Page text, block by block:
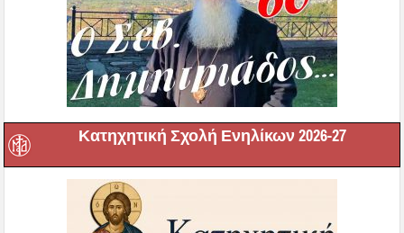
Κατηχητική Σχολή Ενηλίκων 2026-27